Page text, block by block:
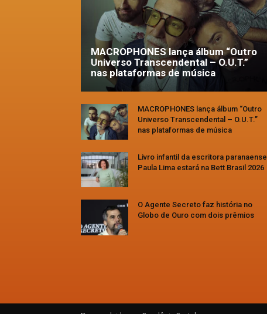
MACROPHONES lança álbum “Outro
Universo Transcendental – O.U.T.”
nas plataformas de música
MACROPHONES lança álbum “Outro
Universo Transcendental – O.U.T.”
nas plataformas de música
Livro infantil da escritora paranaense
Paula Lima estará na Bett Brasil 2026
O Agente Secreto faz história no
Globo de Ouro com dois prêmios